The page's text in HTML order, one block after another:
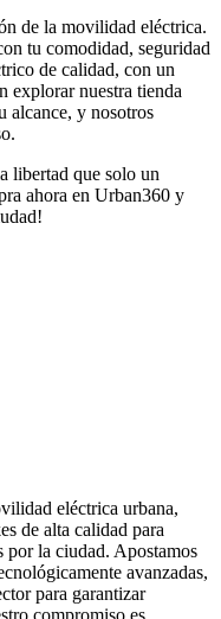
de la movilidad eléctrica.
tu comodidad, seguridad
de calidad, con un
explorar nuestra tienda
alcance, y nosotros
libertad que solo un
ahora en Urban360 y
eléctrica urbana,
de alta calidad para
por la ciudad. Apostamos
avanzadas,
para garantizar